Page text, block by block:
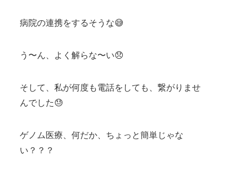
病院の連携をするそうな😅
う〜ん、よく解らな〜い😞
そして、私が何度も電話をしても、繋がりませ
んでした😓
ゲノム医療、何だか、ちょっと簡単じゃな
い？？？